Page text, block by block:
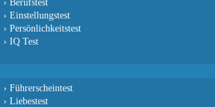
› Einstellungstest
› Persönlichkeitstest
› IQ Test
› Führerscheintest
› Liebestest